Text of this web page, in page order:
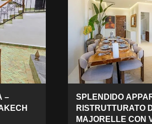
–
SPLENDIDO
RISTRUTTURATO
MAJORELLE CON